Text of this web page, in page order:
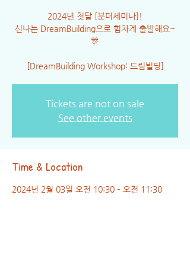
2024년 첫달 [분더세미나]!
신나는 DreamBuilding으로 힘차게 출발해요~
🎊
[DreamBuilding Workshop: 드림빌딩]
Tickets are not on sale
See other events
Time & Location
2024년 2월 03일 오전 10:30 – 오전 11:30